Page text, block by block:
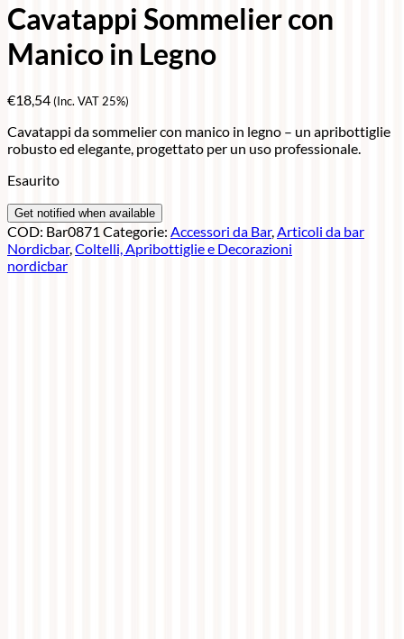
Cavatappi Sommelier con
Manico in Legno
€18,54(Inc. VAT 25%)
Cavatappi da sommelier con manico in legno – un apribottiglie
robusto ed elegante, progettato per un uso professionale.
Esaurito
COD: Bar0871 Categorie: Accessori da Bar,Articoli da bar
Nordicbar,Coltelli, Apribottiglie e Decorazioni
nordicbar